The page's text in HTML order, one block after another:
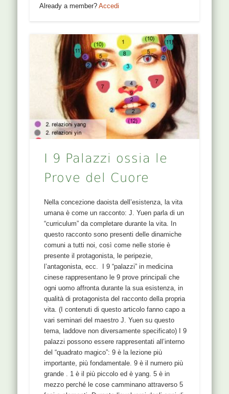
Already a member?Accedi
I 9 Palazzi ossia le
Prove del Cuore
Nella concezione daoista dell’esistenza, la vita
umana è come un racconto: J. Yuen parla di un
“curriculum” da completare durante la vita. In
questo racconto sono presenti delle dinamiche
comuni a tutti noi, così come nelle storie è
presente il protagonista, le peripezie,
l’antagonista, ecc. I 9 “palazzi” in medicina
cinese rappresentano le 9 prove principali che
ogni uomo affronta durante la sua esistenza, in
qualità di protagonista del racconto della propria
vita. (I contenuti di questo articolo fanno capo a
vari seminari del maestro J. Yuen su questo
tema, laddove non diversamente specificato) I 9
palazzi possono essere rappresentati all’interno
del “quadrato magico”: 9 è la lezione più
importante, più fondamentale. 9 è il numero più
grande . 1 è il più piccolo ed è yang. 5 è in
mezzo perché le cose camminano attraverso 5